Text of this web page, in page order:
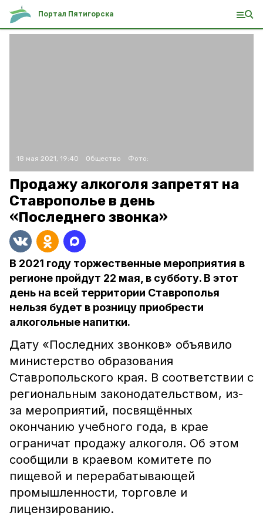
Портал Пятигорска
18 мая 2021, 19:40 Общество Фото:
Продажу алкоголя запретят на
Ставрополье в день
«Последнего звонка»
В 2021 году торжественные мероприятия в
регионе пройдут 22 мая, в субботу. В этот
день на всей территории Ставрополья
нельзя будет в розницу приобрести
алкогольные напитки.
Дату «Последних звонков» объявило
министерство образования
Ставропольского края. В соответствии с
региональным законодательством, из-
за мероприятий, посвящённых
окончанию учебного года, в крае
ограничат продажу алкоголя. Об этом
сообщили в краевом комитете по
пищевой и перерабатывающей
промышленности, торговле и
лицензированию.